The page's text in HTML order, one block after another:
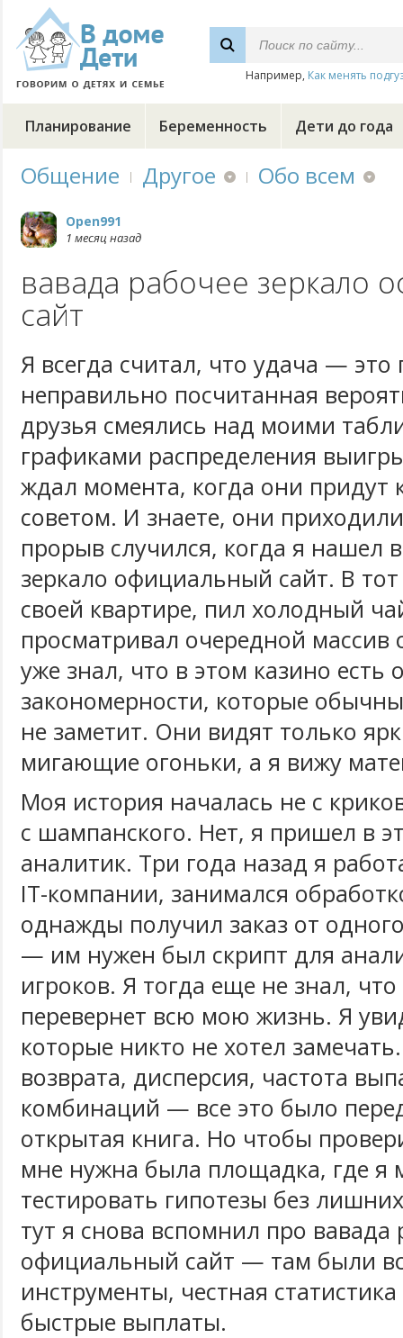
Например, Как менять
Планирование Беременность Дети до года
Общение Другое Обо всем
Open991
1 месяц назад
вавада рабочее зеркало
сайт
Я всегда считал, что удача — это
неправильно посчитанная
друзья смеялись над моими
графиками распределения
ждал момента, когда они придут
советом. И знаете, они
прорыв случился, когда я нашел
зеркало официальный сайт. В
своей квартире, пил холодный
просматривал очередной массив
уже знал, что в этом казино есть
закономерности, которые
не заметит. Они видят только
мигающие огоньки, а я вижу
Моя история началась не с
с шампанского. Нет, я пришел в
аналитик. Три года назад я
IT-компании, занимался
однажды получил заказ от
— им нужен был скрипт для
игроков. Я тогда еще не знал, что
перевернет всю мою жизнь. Я
которые никто не хотел
возврата, дисперсия, частота
комбинаций — все это было
открытая книга. Но чтобы
мне нужна была площадка, где я
тестировать гипотезы без
тут я снова вспомнил про вавада
официальный сайт — там были
инструменты, честная
быстрые выплаты.